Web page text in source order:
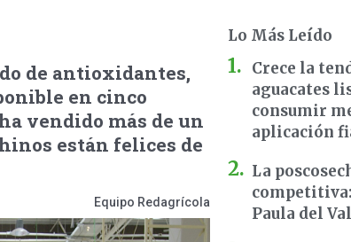
de antioxidantes,
en cinco
vendido más de un
están felices de
Equipo Redagrícola
Lo Más Leído
Crece la
aguacates
consumir
aplicación
La
Paula del